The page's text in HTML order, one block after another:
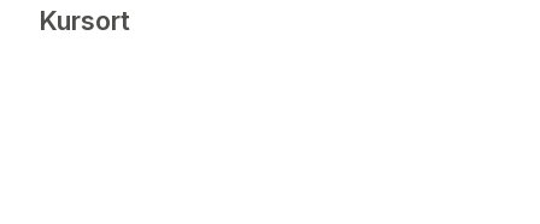
Kursort